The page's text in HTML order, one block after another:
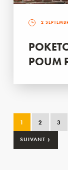
2
POUM
1 2 3
SUIVANT ›